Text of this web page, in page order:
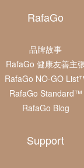
萃取，相當適合
用，RafaGo植
、小朋友和媽媽
植物油乳
RafaGo
品牌故事
RafaGo 健康友善主
RafaGo NO-GO
RafaGo Standard™
RafaGo Blog
Support